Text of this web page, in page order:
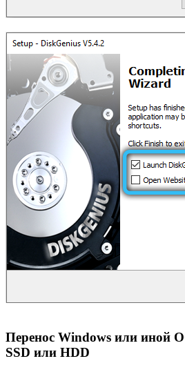
Перенос Windows или иной
SSD или HDD